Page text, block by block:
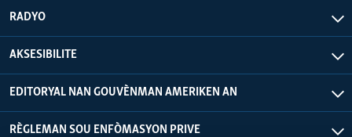
RADYO
AKSESIBILITE
EDITORYAL NAN GOUVÈNMAN AMERIKEN AN
RÈGLEMAN SOU ENFÒMASYON PRIVE